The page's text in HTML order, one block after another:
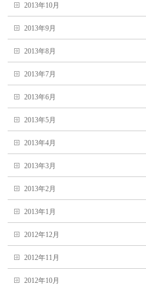
2013年10月
2013年9月
2013年8月
2013年7月
2013年6月
2013年5月
2013年4月
2013年3月
2013年2月
2013年1月
2012年12月
2012年11月
2012年10月